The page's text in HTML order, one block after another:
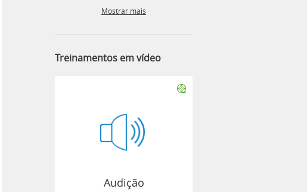
Mostrar mais
Treinamentos em vídeo
Audição